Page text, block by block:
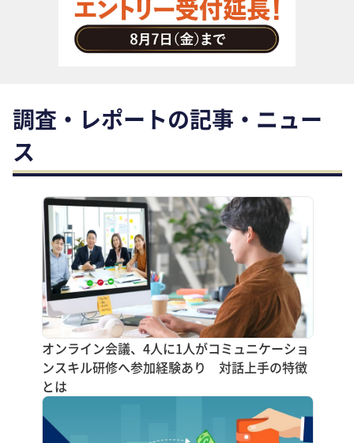
調査・レポートの記事・ニュー
ス
オンライン会議、4人に1人がコミュニケーショ
ンスキル研修へ参加経験あり 対話上手の特徴
とは